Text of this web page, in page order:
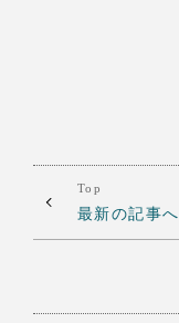
Top
最新の記事へ